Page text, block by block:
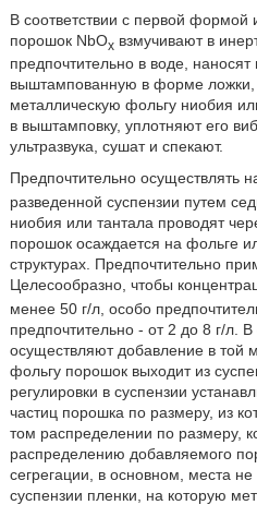
В соответствии с первой формой
порошок NbOxвзмучивают в
предпочтительно в воде,
выштампованную в форме ложки,
металлическую фольгу ниобия
в выштамповку, уплотняют его
ультразвука, сушат и спекают.
Предпочтительно осуществлять
разведенной суспензии путем
ниобия или тантала проводят
порошок осаждается на фольге
структурах. Предпочтительно
Целесообразно, чтобы
менее 50 г/л, особо
предпочтительно - от 2 до 8 г/л.
осуществляют добавление в той
фольгу порошок выходит из
регулировки в суспензии
частиц порошка по размеру, из
том распределении по размеру,
распределению добавляемого
сегрегации, в основном, места
суспензии пленки, на которую